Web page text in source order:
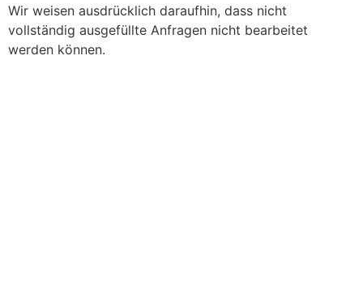
Wir weisen ausdrücklich daraufhin, dass nicht
vollständig ausgefüllte Anfragen nicht bearbeitet
werden können.